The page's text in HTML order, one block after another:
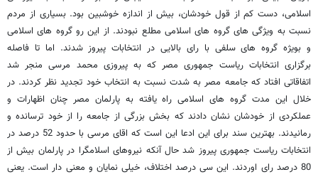
اسلامی، دست کم از قول خودشان، بیش از اندازه خوشبین بود. بسیاری از مردم
نسبت به ویژگی های گروه های اسلامی مطلع نبودند. از این رو گروه های اسلامی
و بویژه گروه های سلفی با رای بالایی در انتخابات پیروز شدند. اما تا فاصله
برگزاری انتخابات ریاست جمهوری مصر که به پیروزی محمد مرسی منجر شد
اتفاقاتی افتاد که جامعه مصر به شدت نسبت به انتخاب خود تجدید نظر کردند. در
خلال این مدت گروه های اسلامی راه یافته به پارلمان مصر چنان اظهارات و
عملکردی از خودشان نشان دادند که بخش بزرگی از جامعه را از خود ترسانده و
رمانیدند. بهترین سند برای این ادعا این است که اقای مرسی با حدود 52 درصد در
انتخابات ریاست جمهوری پیروز شد حال آنکه نیروهای اسلامگرا در پارلمان بیش از
80 درصد رای اوردند. این سی درصد اختلاف، خیلی نمایان و معنی دار است. یعنی